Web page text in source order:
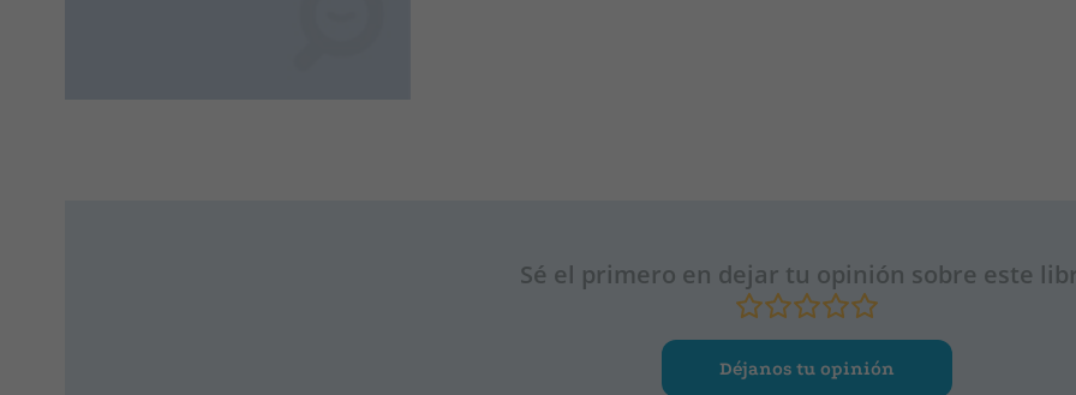
Sé el primero en dejar tu opinión sobre este
Déjanos tu opinión